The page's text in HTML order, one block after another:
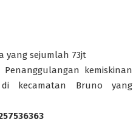
yang sejumlah 73jt
kemiskinan
kecamatan Bruno yang